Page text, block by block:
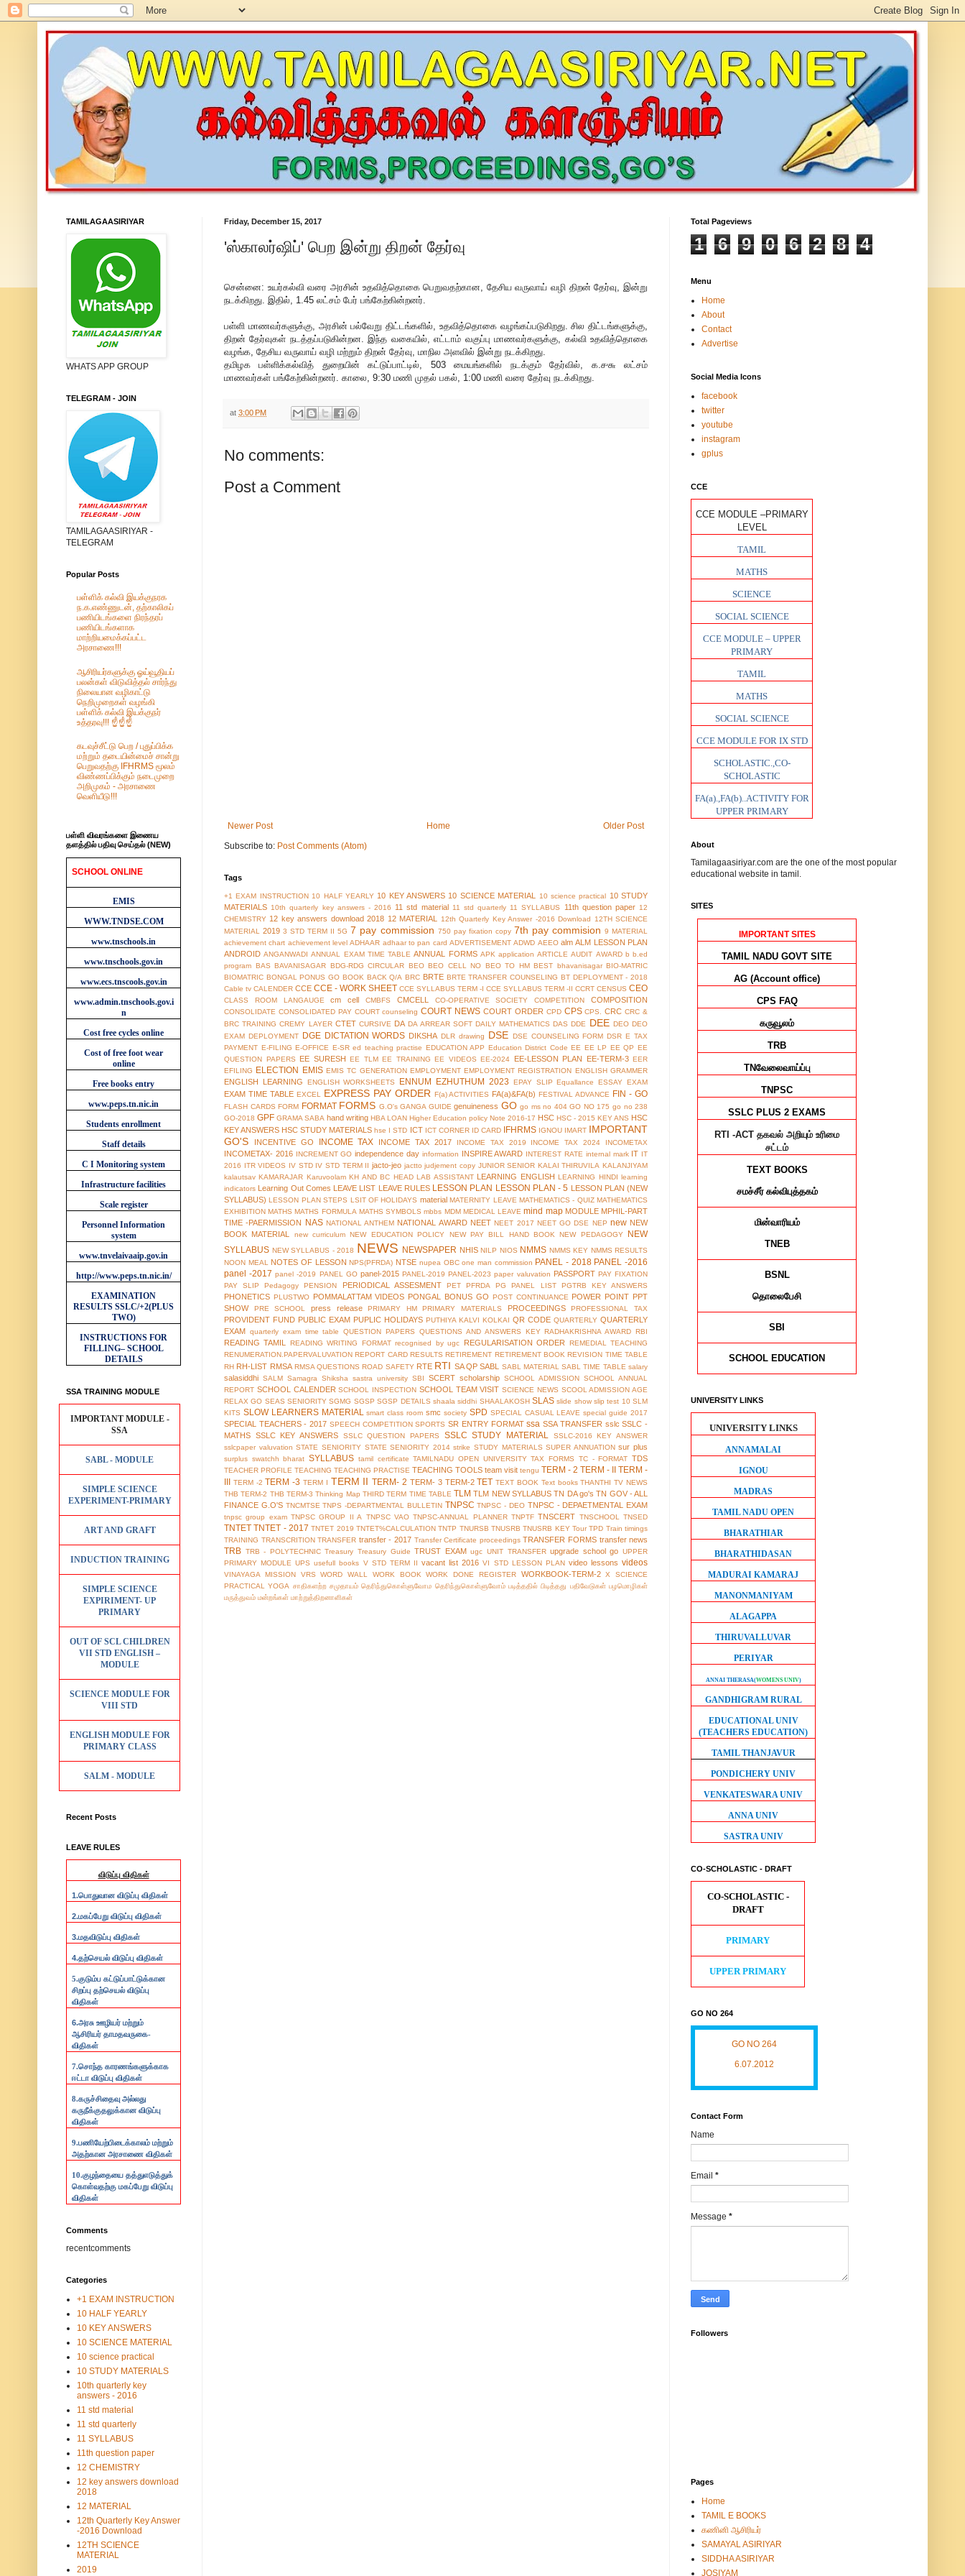
Friday, December 15, 2017
'ஸ்காலர்ஷிப்' பெற இன்று திறன் தேர்வு
சென்னை: உயர்கல்வி வரை அரசின் உதவித்தொகை பெறுவதற்கான, தேசிய வருவாய் வழி திறன் தேர்வு, இன்று
நடக்கிறது. இதில், 1.45 லட்சம் பேர் பங்கேற்கின்றனர்.
பள்ளி மாணவர்களுக்கு, அரசின் பல்வேறு திட்டங்களில், உதவித்தொகை வழங்கப்படுகிறது. சில திட்டங்களுக்கு,
திறன் தேர்வுகள் நடத்தப்படுகின்றன. இந்த வகையில், எட்டாம் வகுப்பு மாணவர்களுக்கு, கல்வி உதவித்தொகை
வழங்க, தேசிய வருவாய் வழி மற்றும் திறன் தேர்வு, மாநில அளவில் இன்று நடக்கிறது.
தமிழக பள்ளிக்கல்வித் துறையின் கட்டுப்பாட்டில், 503 மையங்களில் நடக்கும் தேர்வில், ௧.௪௬ லட்சம்
மாணவர்கள் பங்கேற்கின்றனர். காலை, 9:30 மணி முதல் பகல், 1:00 மணி வரை தேர்வு நடக்கிறது.
at 3:00 PM
No comments:
Post a Comment
Newer Post Older Post
Home
Subscribe to: Post Comments (Atom)
Tags
+1 EXAM INSTRUCTION 10 HALF YEARLY 10 KEY ANSWERS 10 SCIENCE MATERIAL 10 science practical 10 STUDY
MATERIALS 10th quarterly key answers - 2016 11 std material 11 std quarterly 11 SYLLABUS 11th question paper 12
CHEMISTRY 12 key answers download 2018 12 MATERIAL 12th Quarterly Key Answer -2016 Download
12TH SCIENCE
MATERIAL
2019 3 STD TERM II 5G 7 pay commission 750 pay fixation copy 7th pay commision 9 MATERIAL
achievement chart achievement level ADHAAR adhaar to pan card ADVERTISEMENT ADWD AEEO alm ALM LESSON PLAN
ANDROID ANGANWADI ANNUAL EXAM TIME TABLE ANNUAL FORMS APK application ARTICLE AUDIT AWARD b b.ed
program BAS BAVANISAGAR BDG-RDG CIRCULAR BEO BEO CELL NO BEO TO HM BEST bhavanisagar BIO-MATRIC
BIOMATRIC BONGAL PONUS GO BOOK BACK Q/A BRC BRTE BRTE TRANSFER COUNSELING BT DEPLOYMENT - 2018
Cable tv CALENDER CCE CCE - WORK SHEET CCE SYLLABUS TERM -I CCE SYLLABUS TERM -II CCRT CENSUS CEO
CLASS ROOM LANGAUGE cm cell CMBFS CMCELL CO-OPERATIVE SOCIETY COMPETITION COMPOSITION
CONSOLIDATE CONSOLIDATED PAY COURT counseling COURT NEWS COURT ORDER CPD CPS CPS. CRC CRC &
BRC TRAINING CREMY LAYER CTET CURSIVE DA DA ARREAR SOFT DAILY MATHEMATICS DAS DDE DEE DEO DEO
EXAM DEPLOYMENT DGE DICTATION WORDS DIKSHA DLR drawing DSE DSE COUNSELING FORM DSR E TAX
PAYMENT E-FILING E-OFFICE E-SR ed teaching practise EDUCATION APP Education District Code EE EE LP EE QP EE
QUESTION PAPERS
EE SURESH EE TLM EE TRAINING EE VIDEOS EE-2024 EE-LESSON PLAN EE-TERM-3 EER
EFILING
ELECTION EMIS EMIS TC GENERATION EMPLOYMENT EMPLOYMENT REGISTRATION ENGLISH GRAMMER
ENGLISH LEARNING ENGLISH WORKSHEETS ENNUM EZHUTHUM 2023 EPAY SLIP Equallance ESSAY EXAM
EXAM TIME TABLE EXCEL EXPRESS PAY ORDER F(a) ACTIVITIES FA(a)&FA(b) FESTIVAL ADVANCE FIN - GO
FLASH CARDS FORM FORMAT FORMS G.O's GANGA GUIDE genuineness GO go ms no 404 GO NO 175 go no 238
GO-2018 GPF GRAMA SABA hand writing HBA LOAN Higher Education policy Note 2016-17 HSC HSC - 2015 KEY ANS HSC
KEY ANSWERS HSC STUDY MATERIALS hse I STD ICT ICT CORNER ID CARD IFHRMS IGNOU IMART IMPORTANT
GO'S
INCENTIVE GO INCOME TAX INCOME TAX 2017 INCOME TAX 2019 INCOME TAX 2024 INCOMETAX
INCOMETAX- 2016 INCREMENT GO independence day information INSPIRE AWARD INTEREST RATE internal mark IT IT
2016 ITR VIDEOS IV STD IV STD TERM II jacto-jeo jactto judjement copy JUNIOR SENIOR KALAI THIRUVILA KALANJIYAM
kalautsav KAMARAJAR Karuvoolam KH AND BC HEAD LAB ASSISTANT LEARNING ENGLISH LEARNING HINDI learning
indicators Learning Out Comes LEAVE LIST LEAVE RULES LESSON PLAN LESSON PLAN - 5 LESSON PLAN (NEW
SYLLABUS) LESSON PLAN STEPS LSIT OF HOLIDAYS material MATERNITY LEAVE MATHEMATICS - QUIZ MATHEMATICS
EXHIBITION MATHS MATHS FORMULA MATHS SYMBOLS mbbs MDM MEDICAL LEAVE mind map MODULE MPHIL-PART
TIME -PAERMISSION
NAS NATIONAL ANTHEM NATIONAL AWARD NEET NEET 2017 NEET GO DSE NEP new NEW
BOOK MATERIAL
new curriculum NEW EDUCATION POLICY NEW PAY BILL HAND BOOK NEW PEDAGOGY
NEW
SYLLABUS NEW SYLLABUS - 2018 NEWS NEWSPAPER NHIS NILP NIOS NMMS NMMS KEY NMMS RESULTS
NOON MEAL
NOTES OF LESSON NPS(PFRDA) NTSE nupea OBC one man commission PANEL - 2018 PANEL -2016
panel -2017 panel -2019 PANEL GO panel-2015 PANEL-2019 PANEL-2023 paper valuvation PASSPORT PAY FIXATION
PAY SLIP
Pedagogy PENSION PERIODICAL ASSESMENT PET PFRDA PG PANEL LIST PGTRB KEY ANSWERS
PHONETICS PLUSTWO POMMALATTAM VIDEOS PONGAL BONUS GO POST CONTINUANCE POWER POINT PPT
SHOW
PRE SCHOOL press release PRIMARY HM PRIMARY MATERIALS PROCEEDINGS PROFESSIONAL TAX
PROVIDENT FUND PUBLIC EXAM PUPLIC HOLIDAYS PUTHIYA KALVI KOLKAI QR CODE QUARTERLY QUARTERLY
EXAM quarterly exam time table QUESTION PAPERS QUESTIONS AND ANSWERS KEY RADHAKRISHNA AWARD RBI
READING TAMIL READING WRITING FORMAT recognised by ugc REGULARISATION ORDER
REMEDIAL TEACHING
RENUMERATION.PAPERVALUVATION REPORT CARD RESULTS RETIREMENT RETIREMENT BOOK REVISION TIME TABLE
RH RH-LIST RMSA RMSA QUESTIONS ROAD SAFETY RTE RTI SA QP SABL SABL MATERIAL SABL TIME TABLE salary
salasiddhi SALM Samagra Shiksha sastra university SBI SCERT scholarship SCHOOL ADMISSION SCHOOL ANNUAL
REPORT SCHOOL CALENDER SCHOOL INSPECTION SCHOOL TEAM VISIT SCIENCE NEWS SCOOL ADMISSION AGE
RELAX GO SEAS SENIORITY SGMG SGSP SGSP DETAILS shaala siddhi SHAALAKOSH SLAS slide show slip test 10 SLM
KITS SLOW LEARNERS MATERIAL smart class room smc society SPD SPECIAL CASUAL LEAVE special guide 2017
SPECIAL TEACHERS - 2017 SPEECH COMPETITION SPORTS SR ENTRY FORMAT ssa SSA TRANSFER sslc SSLC -
MATHS SSLC KEY ANSWERS SSLC QUESTION PAPERS SSLC STUDY MATERIAL
SSLC-2016 KEY ANSWER
sslcpaper valuvation STATE SENIORITY STATE SENIORITY 2014 strike STUDY MATERIALS SUPER ANNUATION sur plus
surplus swatchh bharat SYLLABUS tamil certificate TAMILNADU OPEN UNIVERSITY TAX FORMS TC - FORMAT TDS
TEACHER PROFILE TEACHING TEACHING PRACTISE TEACHING TOOLS team visit tengu TERM - 2 TERM - II
TERM -
TERM -2 TERM -3 TERM I TERM II TERM- 2 TERM- 3 TERM-2 TET TEXT BOOK Text books THANTHI TV NEWS
THB TERM-2 THB TERM-3 Thinking Map THIRD TERM TIME TABLE TLM TLM NEW SYLLABUS TN DA go's TN GOV - ALL
FINANCE G.O'S TNCMTSE TNPS -DEPARTMENTAL BULLETIN TNPSC TNPSC - DEO TNPSC - DEPAETMENTAL EXAM
tnpsc group exam TNPSC GROUP II A TNPSC VAO TNPSC-ANNUAL PLANNER TNPTF TNSCERT TNSCHOOL TNSED
TNTET TNTET - 2017 TNTET 2019 TNTET%CALCULATION TNTP TNURSB TNUSRB TNUSRB KEY Tour TPD Train timings
TRAINING TRANSCRITION TRANSFER transfer - 2017 Transfer Certificate proceedings TRANSFER FORMS transfer news
TRB TRB - POLYTECHNIC Treasury Treasury Guide TRUST EXAM ugc UNIT TRANSFER upgrade school go UPPER
PRIMARY MODULE UPS usefull books V STD TERM II vacant list 2016 VI STD LESSON PLAN video lessons videos
VINAYAGA MISSION VRS WORD WALL WORK BOOK WORK DONE REGISTER WORKBOOK-TERM-2
X SCIENCE
PRACTICAL
YOGA சாதிகளற்ற சமுதாயம் தெரிந்துகொள்ளுவோம தெரிந்துகொள்ளுவோம் படித்ததில் பிடித்தது பதிவேடுகள் பழமொழிகள்
மருத்துவம் மன்றங்கள் மாற்றுத்திறனாளிகள்
TAMILAGAASIRIYAR
WHATS APP GROUP
TELEGRAM - JOIN
TAMILAGAASIRIYAR -
TELEGRAM
Popular Posts
பள்ளிக் கல்வி இயக்குநரக
ந.க.எண்ணுடன், தற்காலிகப்
பணியிடங்களை நிரந்தரப்
பணியிடங்களாக
மாற்றியமைக்கப்பட்ட
அரசாணை!!!
ஆசிரியர்களுக்கு ஓய்வூதியப்
பலன்கள் விடுவித்தல் சார்ந்து
நிலையான வழிகாட்டு
நெறிமுறைகள் வழங்கி
பள்ளிக் கல்வி இயக்குநர்
உத்தரவு!!! ☝️☝️☝️
கடவுச்சீட்டு பெற / புதுப்பிக்க
மற்றும் தடையின்மைச் சான்று
பெறுவதற்கு IFHRMS மூலம்
விண்ணப்பிக்கும் நடைமுறை
அறிமுகம் - அரசாணை
வெளியீடு!!!
பள்ளி விவரங்களை இணைய
தளத்தில் பதிவு செய்தல் (NEW)
SCHOOL ONLINE
EMIS
WWW.TNDSE.COM
www.tnschools.in
www.tnschools.gov.in
www.ecs.tnscools.gov.in
www.admin.tnschools.gov.i
n
Cost free cycles online
Cost of free foot wear
online
Free books entry
www.peps.tn.nic.in
Students enrollment
Staff details
C I Monitoring system
Infrastructure facilities
Scale register
Personnel Information
system
www.tnvelaivaaip.gov.in
http://www.peps.tn.nic.in/
EXAMINATION
RESULTS SSLC/+2(PLUS
TWO)
INSTRUCTIONS FOR
FILLING– SCHOOL
DETAILS
SSA TRAINING MODULE
IMPORTANT MODULE -
SSA
SABL - MODULE
SIMPLE SCIENCE
EXPERIMENT-PRIMARY
ART AND GRAFT
INDUCTION TRAINING
SIMPLE SCIENCE
EXPIRIMENT- UP
PRIMARY
OUT OF SCL CHILDREN
VII STD ENGLISH –
MODULE
SCIENCE MODULE FOR
VIII STD
ENGLISH MODULE FOR
PRIMARY CLASS
SALM - MODULE
Recent Posts
LEAVE RULES
விடுப்பு விதிகள்
1.பொதுவான விடுப்பு விதிகள்
2.மகப்பேறு விடுப்பு விதிகள்
3.மதவிடுப்பு விதிகள்
4.தற்செயல் விடுப்பு விதிகள்
5.குடும்ப கட்டுப்பாட்டுக்கான
சிறப்பு தற்செயல் விடுப்பு
விதிகள்
6.அரசு ஊழியர் மற்றும்
ஆசிரியர் தாமதவருகை-
விதிகள்
7.சொந்த காரணங்களுக்காக
ஈட்டா விடுப்பு விதிகள்
8.கருச்சிதைவு அல்லது
கருநீக்குதலுக்கான விடுப்பு
விதிகள்
9.பணியேற்பிடைக்காலம் மற்றும்
அதற்கான அரசாணை விதிகள்
10.குழந்தையை தத்துஎடுத்துக்
கொள்வதற்கு மகப்பேறு விடுப்பு
விதிகள்
Comments
recentcomments
Categories
+1 EXAM INSTRUCTION
10 HALF YEARLY
10 KEY ANSWERS
10 SCIENCE MATERIAL
10 science practical
10 STUDY MATERIALS
10th quarterly key
answers - 2016
11 std material
11 std quarterly
11 SYLLABUS
11th question paper
12 CHEMISTRY
12 key answers download
2018
12 MATERIAL
12th Quarterly Key Answer
-2016 Download
12TH SCIENCE
MATERIAL
2019
Total Pageviews
1 6 9 0 6 2 8 4
Menu
Home
About
Contact
Advertise
Social Media Icons
facebook
twitter
youtube
instagram
gplus
CCE
CCE MODULE –PRIMARY
LEVEL
TAMIL
MATHS
SCIENCE
SOCIAL SCIENCE
CCE MODULE – UPPER
PRIMARY
TAMIL
MATHS
SOCIAL SCIENCE
CCE MODULE FOR IX STD
SCHOLASTIC.,CO-
SCHOLASTIC
FA(a).,FA(b)..ACTIVITY FOR
UPPER PRIMARY
About
Tamilagaasiriyar.com are the one of the most popular
educational website in tamil.
SITES
IMPORTANT SITES
TAMIL NADU GOVT SITE
AG (Account office)
CPS FAQ
கருவூலம்
TRB
TNவேலைவாய்ப்பு
TNPSC
SSLC PLUS 2 EXAMS
RTI -ACT தகவல் அறியும் உரிமை
சட்டம்
TEXT BOOKS
சமச்சீர் கல்விபுத்தகம்
மின்வாரியம்
TNEB
BSNL
தொலைபேசி
SBI
SCHOOL EDUCATION
UNIVERSITY LINKS
UNIVERSITY LINKS
ANNAMALAI
IGNOU
MADRAS
TAMIL NADU OPEN
BHARATHIAR
BHARATHIDASAN
MADURAI KAMARAJ
MANONMANIYAM
ALAGAPPA
THIRUVALLUVAR
PERIYAR
ANNAI THERASA(WOMENS UNIV)
GANDHIGRAM RURAL
EDUCATIONAL UNIV
(TEACHERS EDUCATION)
TAMIL THANJAVUR
PONDICHERY UNIV
VENKATESWARA UNIV
ANNA UNIV
SASTRA UNIV
CO-SCHOLASTIC - DRAFT
CO-SCHOLASTIC -
DRAFT
PRIMARY
UPPER PRIMARY
GO NO 264
GO NO 264
6.07.2012
Contact Form
Name
Email *
Message *
Followers
Pages
Home
TAMIL E BOOKS
கணினி ஆசிரியர்
SAMAYAL ASIRIYAR
SIDDHA ASIRIYAR
JOSIYAM